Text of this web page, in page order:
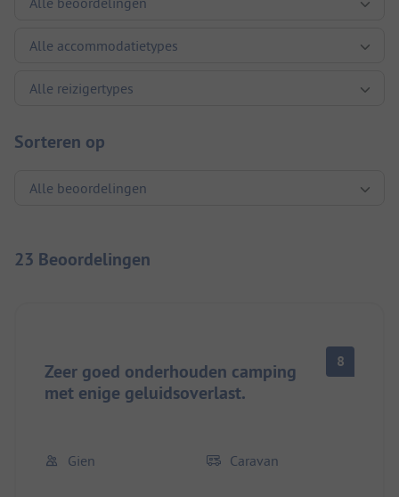
Sorteren op
23 Beoordelingen
Zeer goed onderhouden camping
met enige geluidsoverlast.
8
Gien Caravan